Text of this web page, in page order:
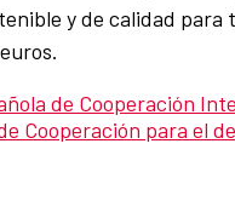
y de calidad
de Cooperación
Cooperación para el